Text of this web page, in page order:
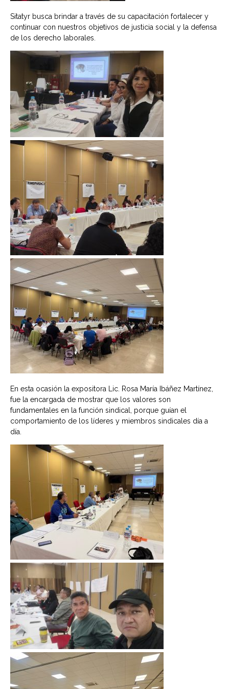
Sitatyr busca brindar a través de su capacitación fortalecer y
continuar con nuestros objetivos de justicia social y la defensa
de los derecho laborales.
En esta ocasión la expositora Lic. Rosa María Ibáñez Martínez,
fue la encargada de mostrar que los valores son
fundamentales en la función sindical, porque guían el
comportamiento de los líderes y miembros sindicales día a
día.